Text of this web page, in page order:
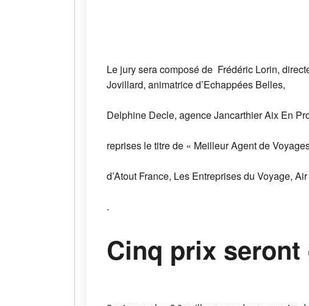
Le jury sera composé de Frédéric Lorin,
Jovillard, animatrice d’Echappées Belles,
Delphine Decle, agence Jancarthier Aix En
reprises le titre de « Meilleur Agent de
d’Atout France, Les Entreprises du Voyage,
.
Cinq prix seront